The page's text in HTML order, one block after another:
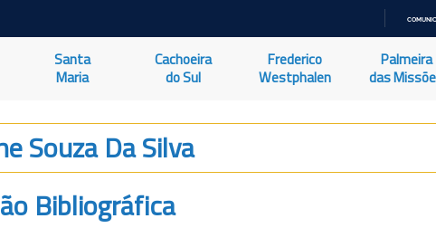
O
Santa
Maria
Cachoeira
do Sul
Frederico
Westphalen
Palmeira
das
Souza Da Silva
Bibliográfica